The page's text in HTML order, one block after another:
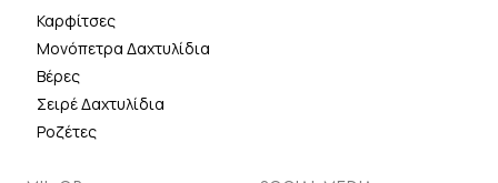
Καρφίτσες
Μονόπετρα Δαχτυλίδια
Βέρες
Σειρέ Δαχτυλίδια
Ροζέτες